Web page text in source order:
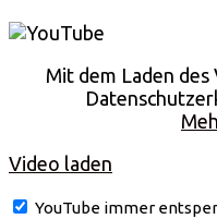
Mit dem Laden
Video laden
YouTube immer